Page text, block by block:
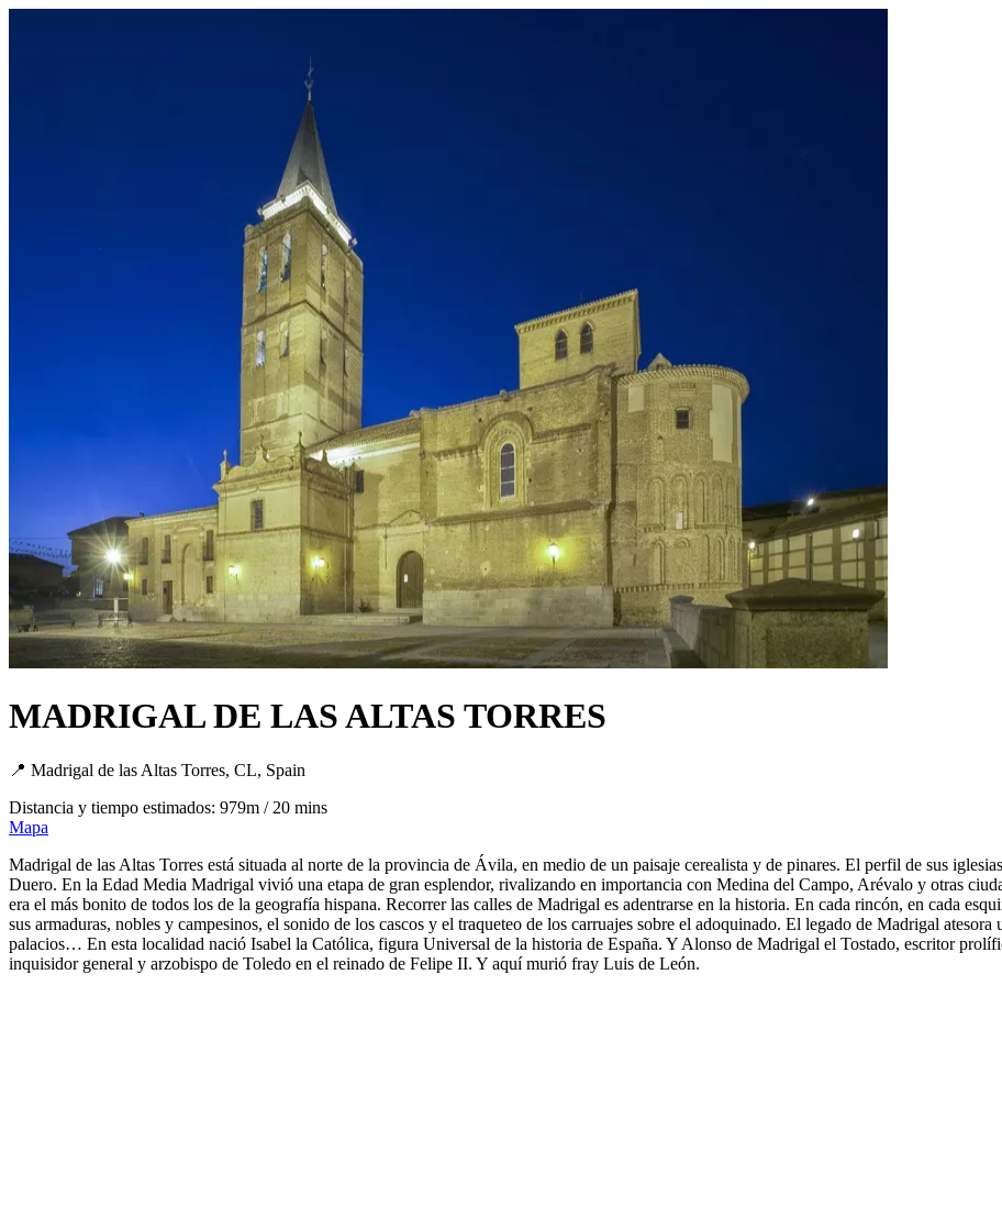
MADRIGAL DE LAS ALTAS TORRES
📍 Madrigal de las Altas Torres, CL, Spain
Distancia y tiempo estimados: 979m / 20 mins
Mapa
Madrigal de las Altas Torres está situada al norte de la provincia de Ávila, en medio de un paisaje cerealista y de pinares. El perfil de sus
Duero. En la Edad Media Madrigal vivió una etapa de gran esplendor, rivalizando en importancia con Medina del Campo, Arévalo y otras
era el más bonito de todos los de la geografía hispana. Recorrer las calles de Madrigal es adentrarse en la historia. En cada rincón, en cada
sus armaduras, nobles y campesinos, el sonido de los cascos y el traqueteo de los carruajes sobre el adoquinado. El legado de Madrigal
palacios… En esta localidad nació Isabel la Católica, figura Universal de la historia de España. Y Alonso de Madrigal el Tostado, escritor
inquisidor general y arzobispo de Toledo en el reinado de Felipe II. Y aquí murió fray Luis de León.